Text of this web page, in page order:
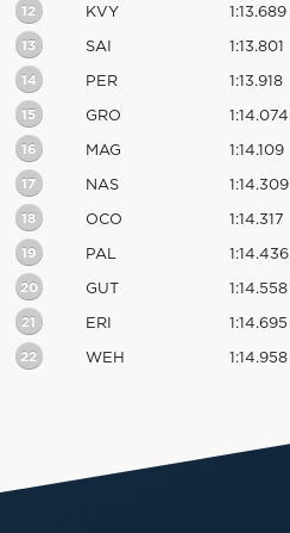
12 KVY 1:13.689
13 SAI 1:13.801
14 PER 1:13.918
15 GRO 1:14.074
16 MAG 1:14.109
17 NAS 1:14.309
18 OCO 1:14.317
19 PAL 1:14.436
20 GUT 1:14.558
21 ERI 1:14.695
22 WEH 1:14.958